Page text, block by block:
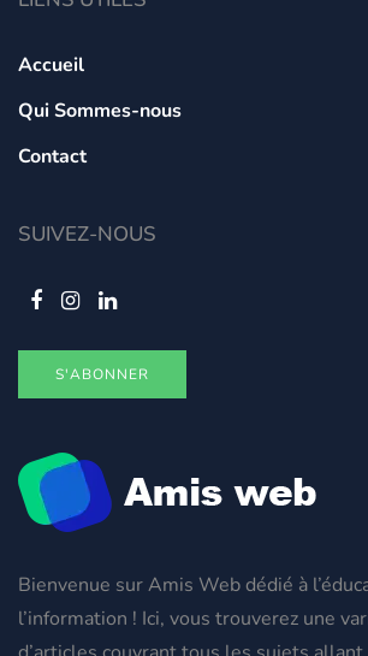
Bienvenue sur Amis Web dédié à
l’information ! Ici, vous trouverez une
Accueil
Qui Sommes-nous
Contact
SUIVEZ-NOUS
S'ABONNER